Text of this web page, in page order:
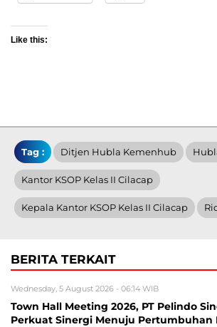
Like this:
Tag : Ditjen Hubla Kemenhub
Kantor KSOP Kelas II Cilacap
Kepala Kantor KSOP Kelas II Cilacap
BERITA TERKAIT
Wednesday, 5 August 2026 - 06:14 WIB
Town Hall Meeting 2026, PT Pelindo
Perkuat Sinergi Menuju Pertumbuhan